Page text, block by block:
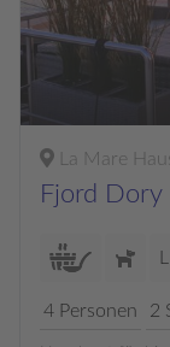
La Mare
Fjord Dory
L
4 Personen 2